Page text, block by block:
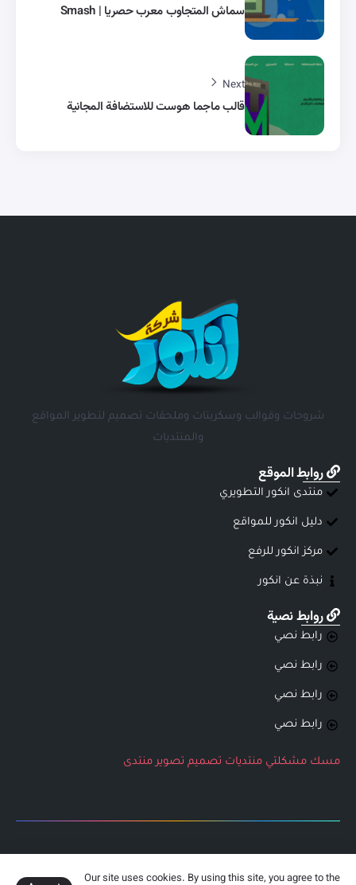
سماش المتجاوب معرب حصريا | Smash
Next
قالب ماجما هوست للاستضافة المجانية
شروحات وقوالب وسكربتات وملحقات تصميم لتطوير المواقع
والمنتديات
روابط الموقع
منتدى انكور التطويري
دليل انكور للمواقع
مركز انكور للرفع
نبذة عن انكور
روابط نصية
رابط نصي
رابط نصي
رابط نصي
رابط نصي
مسك مشكلتي منتديات تصميم تصوير منتدى
Our site uses cookies. By using this site, you agree to the